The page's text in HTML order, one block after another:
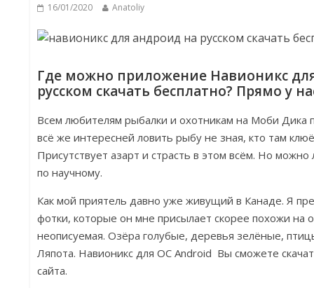
16/01/2020 Anatoliy
Где можно приложение Навионикс
русском скачать бесплатно? Прямо у
Всем любителям рыбалки и охотникам на Моби Дика
всё же интересней ловить рыбу не зная, кто там
Присутствует азарт и страсть в этом всём. Но
по научному.
Как мой приятель давно уже живущий в Канаде. Я
фотки, которые он мне присылает скорее похожи на
неописуемая. Озёра голубые, деревья зелёные,
Ляпота. Навионикс для ОС Android Вы сможете
сайта.